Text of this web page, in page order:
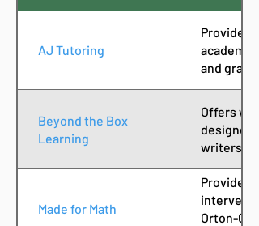
AJ Tutoring
Provides
and grade
Beyond the Box
Learning
Offers
designed
writers.
Made for Math
Provides
Orton-